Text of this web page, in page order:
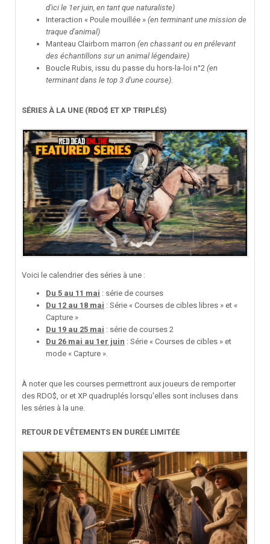
d'ici le 1er juin, en tant que naturaliste)
Interaction « Poule mouillée » (en terminant une mission de
traque d'animal)
Manteau Clairborn marron (en chassant ou en prélevant
des échantillons sur un animal légendaire)
Boucle Rubis, issu du passe du hors-la-loi n°2 (en
terminant dans le top 3 d'une course)
SÉRIES À LA UNE (RDO$ ET XP TRIPLÉS)
Voici le calendrier des séries à une :
Du 5 au 11 mai : série de courses
Du 12 au 18 mai : Série « Courses de cibles libres » et «
Capture »
Du 19 au 25 mai : série de courses 2
Du 26 mai au 1er juin : Série « Courses de cibles » et
mode « Capture ».
À noter que les courses permettront aux joueurs de remporter
des RDO$, or et XP quadruplés lorsqu'elles sont incluses dans
les séries à la une.
RETOUR DE VÊTEMENTS EN DURÉE LIMITÉE